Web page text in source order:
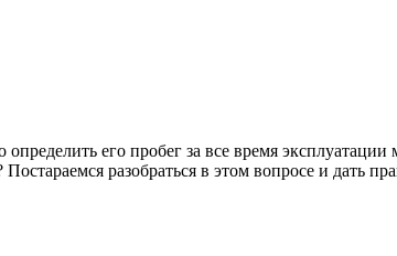
его пробег за все время
разобраться в этом вопросе и дать